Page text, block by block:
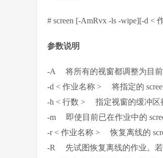
# screen [-AmRvx -ls -wipe][-d <
参数说明
-A 将所有的视窗都调整为目前
-d < 作业名称 > 将指定的
-h < 行数 > 指定视窗的缓冲区
-m 即使目前已在作业中的
-r < 作业名称 > 恢复离线的
-R 先试图恢复离线的作业。若